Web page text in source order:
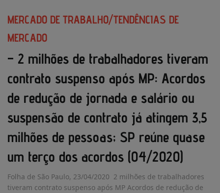
MERCADO DE TRABALHO/TENDÊNCIAS DE
MERCADO
– 2 milhões de trabalhadores tiveram
contrato suspenso após MP: Acordos
de redução de jornada e salário ou
suspensão de contrato já atingem 3,5
milhões de pessoas; SP reúne quase
um terço dos acordos (04/2020)
Folha de São Paulo, 23/04/2020 2 milhões de trabalhadores
tiveram contrato suspenso após MP Acordos de redução de